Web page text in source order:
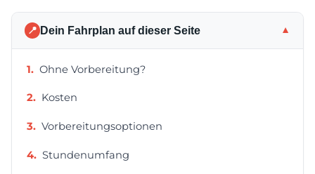
📍 Dein Fahrplan auf dieser Seite ▼
Ohne Vorbereitung?
Kosten
Vorbereitungsoptionen
Stundenumfang